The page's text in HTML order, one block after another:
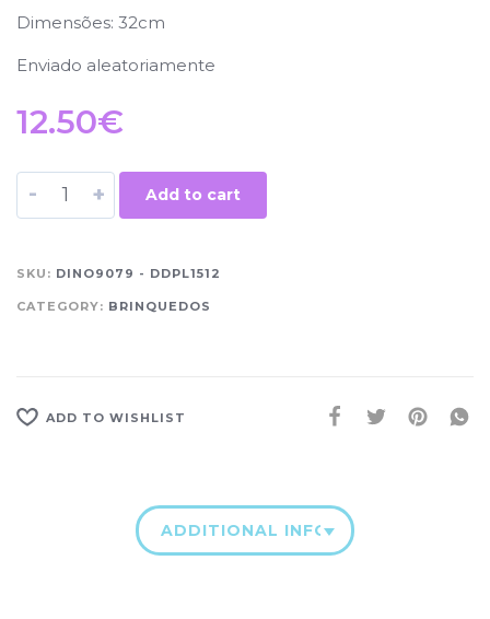
Dimensões: 32cm
Enviado aleatoriamente
12.50€
- + Add to cart
SKU: DINO9079 - DDPL1512
CATEGORY: BRINQUEDOS
ADD TO WISHLIST
ADDITIONAL INFORMATION